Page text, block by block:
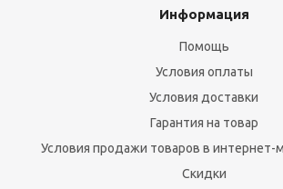
Информация
Помощь
Условия оплаты
Условия доставки
Гарантия на товар
Условия продажи товаров в интернет-
Скидки